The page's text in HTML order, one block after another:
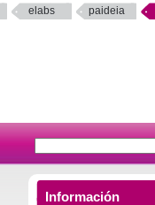
elabs paideia
Información